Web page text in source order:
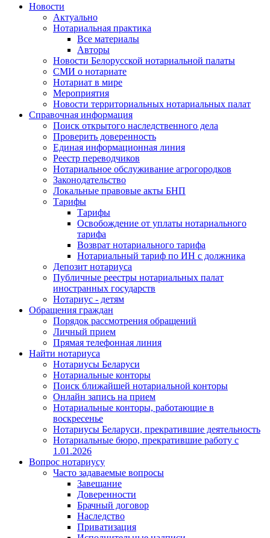
Новости
Актуально
Нотариальная практика
Все материалы
Авторы
Новости Белорусской нотариальной палаты
СМИ о нотариате
Нотариат в мире
Мероприятия
Новости территориальных нотариальных палат
Справочная информация
Поиск открытого наследственного дела
Проверить доверенность
Единая информационная линия
Реестр переводчиков
Нотариальное обслуживание агрогородков
Законодательство
Локальные правовые акты БНП
Тарифы
Тарифы
Освобождение от уплаты нотариального
тарифа
Возврат нотариального тарифа
Нотариальный тариф по ИН с должника
Депозит нотариуса
Публичные реестры нотариальных палат
иностранных государств
Нотариус - детям
Обращения граждан
Порядок рассмотрения обращений
Личный прием
Прямая телефонная линия
Найти нотариуса
Нотариусы Беларуси
Нотариальные конторы
Поиск ближайшей нотариальной конторы
Онлайн запись на прием
Нотариальные конторы, работающие в
воскресенье
Нотариусы Беларуси, прекратившие деятельность
Нотариальные бюро, прекратившие работу с
1.01.2026
Вопрос нотариусу
Часто задаваемые вопросы
Завещание
Доверенности
Брачный договор
Наследство
Приватизация